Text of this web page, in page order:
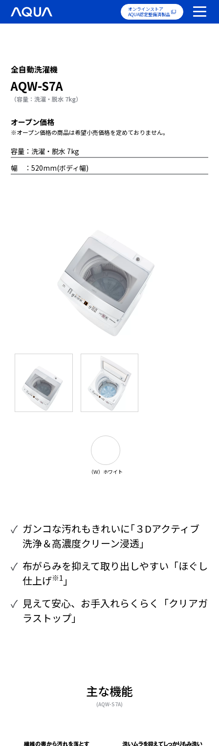
オンラインストア
AQUA認定整備済製品
全自動洗濯機
AQW-S7A
（容量：洗濯・脱水 7kg）
オープン価格
※オープン価格の商品は希望小売価格を定めておりません。
容量：洗濯・脱水 7kg
幅 ：520mm(ボディ幅)
（Ｗ）ホワイト
ガンコな汚れもきれいに｢３Dアクティブ
洗浄＆高濃度クリーン浸透｣
布がらみを抑えて取り出しやすい「ほぐし
仕上げ※1 」
見えて安心、お手入れらくらく「クリアガ
ラストップ」
主な機能
(AQW-S7A)